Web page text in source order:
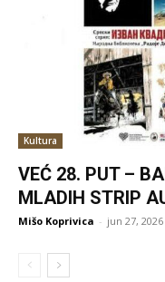
Kultura
VEĆ 28. PUT –
MLADIH STRIP
Mišo Koprivica - jun 27, 2026